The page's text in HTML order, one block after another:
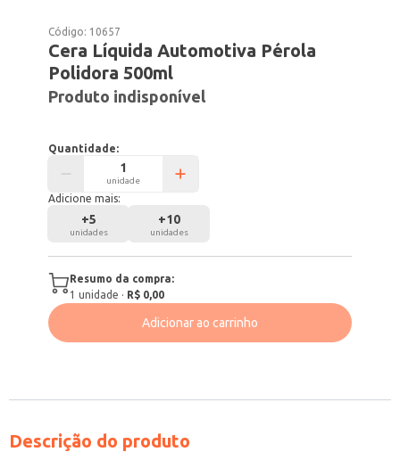
Código: 10657
Cera Líquida Automotiva Pérola
Polidora 500ml
Produto indisponível
Quantidade:
unidade
Adicione mais:
+5
unidades
+10
unidades
Resumo da compra:
1 unidade · R$ 0,00
Adicionar ao carrinho
Descrição do produto